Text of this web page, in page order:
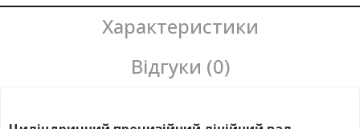
Характеристики
Відгуки (0)